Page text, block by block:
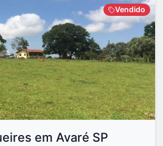
Vendido
em Avaré SP